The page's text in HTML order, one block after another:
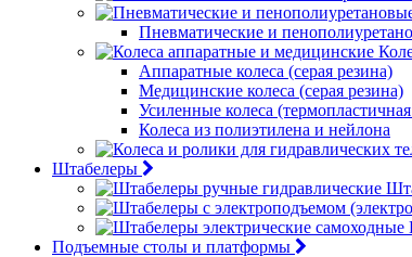
Пневматические и
Аппаратные колеса (серая резина)
Медицинские колеса (серая резина)
Усиленные колеса
Колеса из полиэтилена и нейлона
Штабелеры
Подъемные столы и платформы